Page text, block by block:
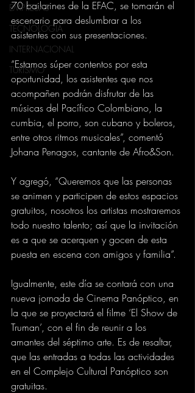
EMPRESAS
TECNOLOGIA
INTERNACIONAL
TURISMO
70 bailarines de la EFAC, se tomarán el
escenario para deslumbrar a los
asistentes con sus presentaciones.
“Estamos súper contentos por esta
oportunidad, los asistentes que nos
acompañen podrán disfrutar de las
músicas del Pacífico Colombiano, la
cumbia, el porro, son cubano y boleros,
entre otros ritmos musicales”, comentó
Johana Penagos, cantante de Afro&Son.
Y agregó, “Queremos que las personas
se animen y participen de estos espacios
gratuitos, nosotros los artistas mostraremos
todo nuestro talento; así que la invitación
es a que se acerquen y gocen de esta
puesta en escena con amigos y familia”.
Igualmente, este día se contará con una
nueva jornada de Cinema Panóptico, en
la que se proyectará el filme ‘El Show de
Truman’, con el fin de reunir a los
amantes del séptimo arte. Es de resaltar,
que las entradas a todas las actividades
en el Complejo Cultural Panóptico son
gratuitas.